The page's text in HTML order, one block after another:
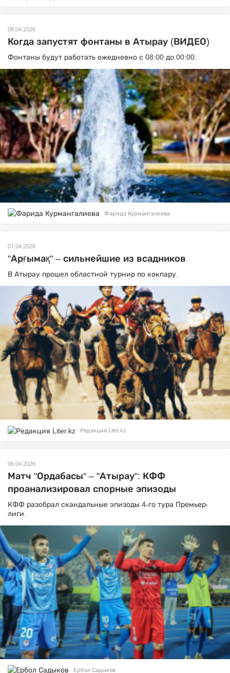
08.04.2026
Когда запустят фонтаны в Атырау (ВИДЕО)
Фонтаны будут работать ежедневно с 08:00 до 00:00.
Фарида Курмангалиева
07.04.2026
"Арғымақ" – сильнейшие из всадников
В Атырау прошел областной турнир по кокпару.
Редакция Liter.kz
06.04.2026
Матч "Ордабасы" – "Атырау": КФФ
проанализировал спорные эпизоды
КФФ разобрал скандальные эпизоды 4-го тура Премьер-
лиги.
Ербол Садыков